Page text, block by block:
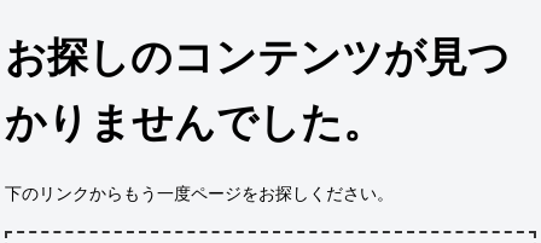
お探しのコンテンツが見つ
かりませんでした。
下のリンクからもう一度ページをお探しください。